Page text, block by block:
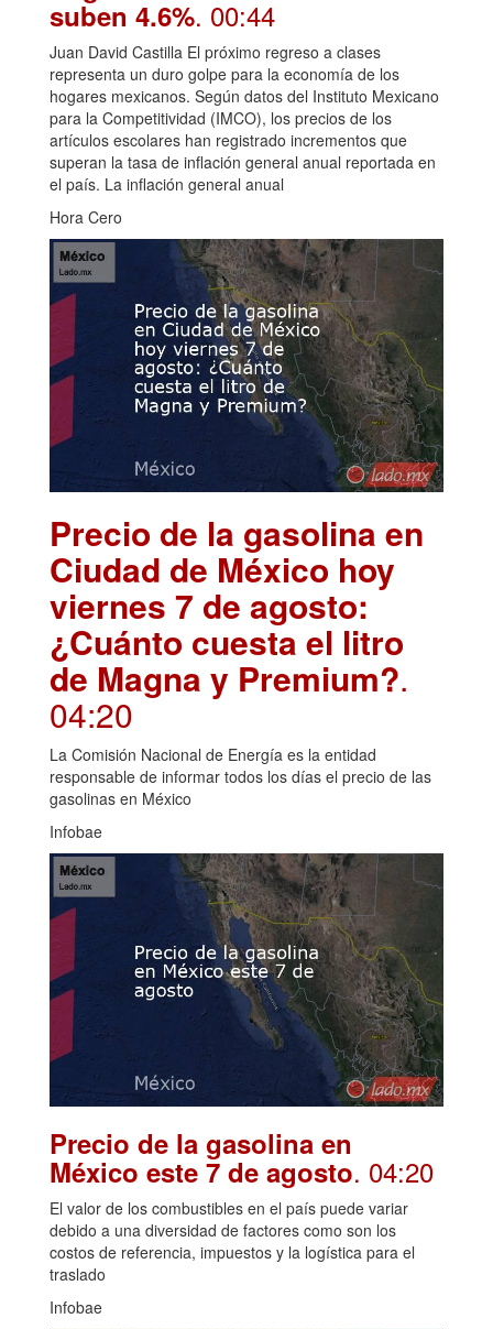
suben 4.6%. 00:44
Juan David Castilla El próximo regreso a clases
representa un duro golpe para la economía de los
hogares mexicanos. Según datos del Instituto Mexicano
para la Competitividad (IMCO), los precios de los
artículos escolares han registrado incrementos que
superan la tasa de inflación general anual reportada en
el país. La inflación general anual
Hora Cero
Precio de la gasolina en
Ciudad de México hoy
viernes 7 de agosto:
¿Cuánto cuesta el litro
de Magna y Premium?.
04:20
La Comisión Nacional de Energía es la entidad
responsable de informar todos los días el precio de las
gasolinas en México
Infobae
Precio de la gasolina en
México este 7 de agosto. 04:20
El valor de los combustibles en el país puede variar
debido a una diversidad de factores como son los
costos de referencia, impuestos y la logística para el
traslado
Infobae